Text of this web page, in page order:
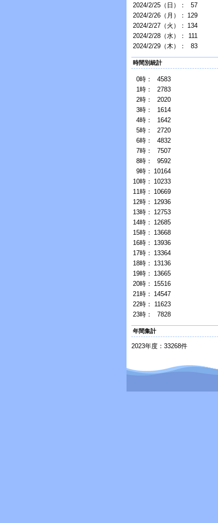
2024/2/25（日）：
57
2024/2/26（月）： 129
2024/2/27（火）： 134
2024/2/28（水）：
111
2024/2/29（木）：
83
時間別統計
0時：
4583
1時：
2783
2時：
2020
3時：
1614
4時：
1642
5時：
2720
6時：
4832
7時：
7507
8時：
9592
9時： 10164
10時： 10233
11時： 10669
12時： 12936
13時： 12753
14時： 12685
15時： 13668
16時： 13936
17時： 13364
18時： 13136
19時： 13665
20時： 15516
21時： 14547
22時：
11623
23時：
7828
年間集計
2023年度：33268件